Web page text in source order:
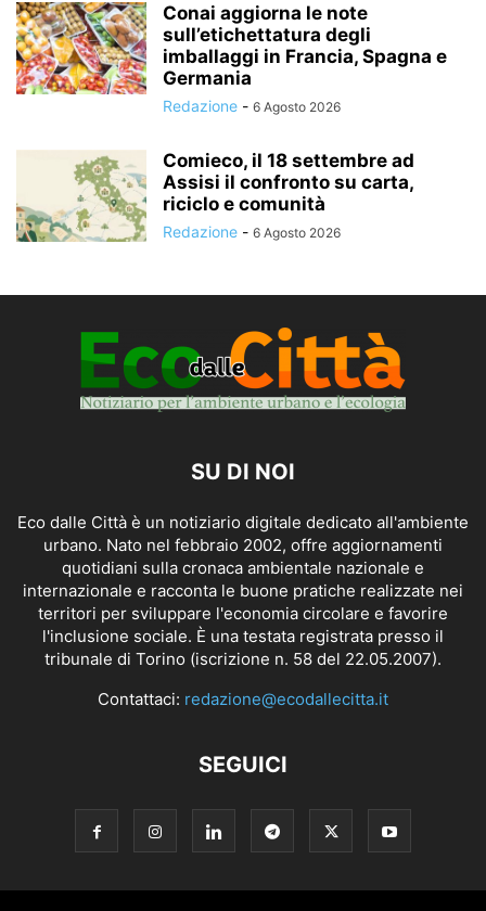
Conai aggiorna le note
sull’etichettatura degli
imballaggi in Francia, Spagna e
Germania
Redazione - 6 Agosto 2026
Comieco, il 18 settembre ad
Assisi il confronto su carta,
riciclo e comunità
Redazione - 6 Agosto 2026
SU DI NOI
Eco dalle Città è un notiziario digitale dedicato all'ambiente
urbano. Nato nel febbraio 2002, offre aggiornamenti
quotidiani sulla cronaca ambientale nazionale e
internazionale e racconta le buone pratiche realizzate nei
territori per sviluppare l'economia circolare e favorire
l'inclusione sociale. È una testata registrata presso il
tribunale di Torino (iscrizione n. 58 del 22.05.2007).
Contattaci: redazione@ecodallecitta.it
SEGUICI